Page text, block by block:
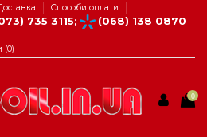
Способи оплати
735 3115; (068) 138 0870
(0)
0